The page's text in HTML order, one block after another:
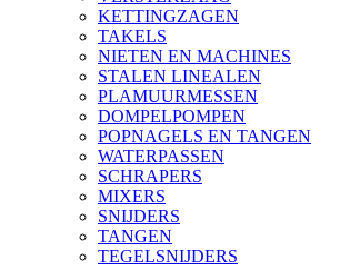
KETTINGZAGEN
TAKELS
NIETEN EN MACHINES
STALEN LINEALEN
PLAMUURMESSEN
DOMPELPOMPEN
POPNAGELS EN TANGEN
WATERPASSEN
SCHRAPERS
MIXERS
SNIJDERS
TANGEN
TEGELSNIJDERS